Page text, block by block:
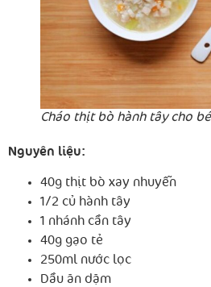
Cháo thịt bò hành tây cho
Nguyên liệu:
40g thịt bò xay nhuyễn
1/2 củ hành tây
1 nhánh cần tây
40g gạo tẻ
250ml nước lọc
Dầu ăn dặm